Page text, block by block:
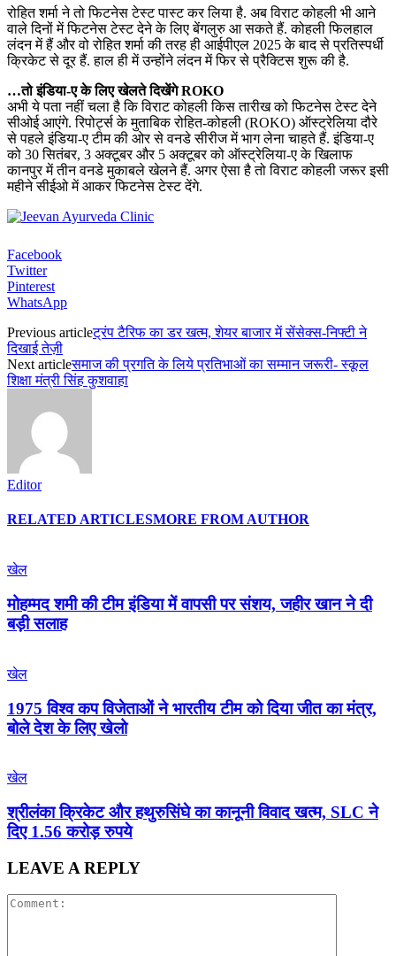
रोहित शर्मा ने तो फिटनेस टेस्ट पास्ट कर लिया है. अब विराट कोहली भी आने
वाले दिनों में फिटनेस टेस्ट देने के लिए बेंगलुरु आ सकते हैं. कोहली फिलहाल
लंदन में हैं और वो रोहित शर्मा की तरह ही आईपीएल 2025 के बाद से प्रतिस्पर्धी
क्रिकेट से दूर हैं. हाल ही में उन्होंने लंदन में फिर से प्रैक्टिस शुरू की है.
…तो इंडिया-ए के लिए खेलते दिखेंगे ROKO
अभी ये पता नहीं चला है कि विराट कोहली किस तारीख को फिटनेस टेस्ट देने
सीओई आएंगे. रिपोर्ट्स के मुताबिक रोहित-कोहली (ROKO) ऑस्ट्रेलिया दौरे
से पहले इंडिया-ए टीम की ओर से वनडे सीरीज में भाग लेना चाहते हैं. इंडिया-ए
को 30 सितंबर, 3 अक्टूबर और 5 अक्टूबर को ऑस्ट्रेलिया-ए के खिलाफ
कानपुर में तीन वनडे मुकाबले खेलने हैं. अगर ऐसा है तो विराट कोहली जरूर इसी
महीने सीईओ में आकर फिटनेस टेस्ट देंगे.
Facebook
Twitter
Pinterest
WhatsApp
Previous articleट्रंप टैरिफ का डर खत्म, शेयर बाजार में सेंसेक्स-निफ्टी ने
दिखाई तेज़ी
Next articleसमाज की प्रगति के लिये प्रतिभाओं का सम्मान जरूरी- स्कूल
शिक्षा मंत्री सिंह कुशवाहा
Editor
RELATED ARTICLESMORE FROM AUTHOR
खेल
मोहम्मद शमी की टीम इंडिया में वापसी पर संशय, जहीर खान ने दी
बड़ी सलाह
खेल
1975 विश्व कप विजेताओं ने भारतीय टीम को दिया जीत का मंत्र,
बोले देश के लिए खेलो
खेल
श्रीलंका क्रिकेट और हथुरुसिंघे का कानूनी विवाद खत्म, SLC ने
दिए 1.56 करोड़ रुपये
LEAVE A REPLY